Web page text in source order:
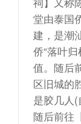
堂由泰国
建，是潮
侨“落叶
值。随后
区旧城的
是胶几人(
随后前往